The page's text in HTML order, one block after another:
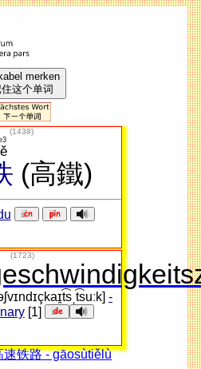
merken
这个单词
(1438)
(高鐵)
(1723)
-
[1]
速铁路 - gāosùtiělù